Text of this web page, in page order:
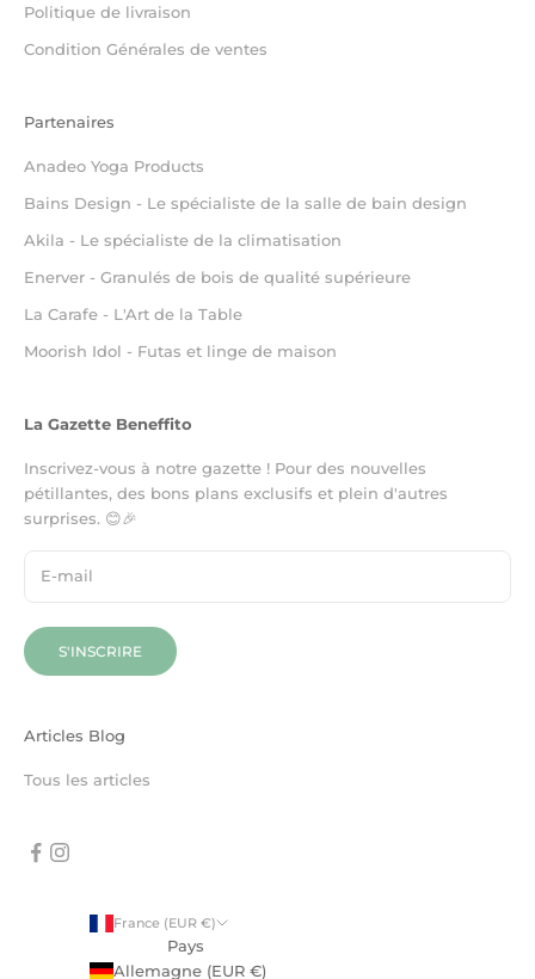
Politique de livraison
Condition Générales de ventes
Partenaires
Anadeo Yoga Products
Bains Design - Le spécialiste de la salle de bain design
Akila - Le spécialiste de la climatisation
Enerver - Granulés de bois de qualité supérieure
La Carafe - L'Art de la Table
Moorish Idol - Futas et linge de maison
La Gazette Beneffito
Inscrivez-vous à notre gazette ! Pour des nouvelles
pétillantes, des bons plans exclusifs et plein d'autres
surprises. 😊🎉
S'INSCRIRE
Articles Blog
Tous les articles
France (EUR €)
Pays
Allemagne (EUR €)